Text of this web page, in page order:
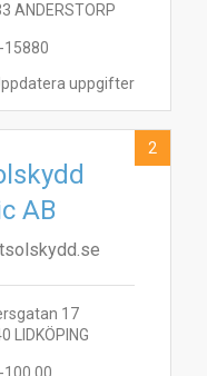
uppgifter
ANDERSTORP
15880
AB
17
LIDKÖPING
2